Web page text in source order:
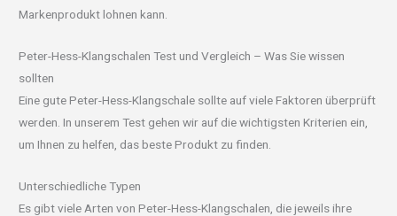
Markenprodukt lohnen kann.
Peter-Hess-Klangschalen Test und Vergleich – Was Sie wissen
sollten
Eine gute Peter-Hess-Klangschale sollte auf viele Faktoren überprüft
werden. In unserem Test gehen wir auf die wichtigsten Kriterien ein,
um Ihnen zu helfen, das beste Produkt zu finden.
Unterschiedliche Typen
Es gibt viele Arten von Peter-Hess-Klangschalen, die jeweils ihre